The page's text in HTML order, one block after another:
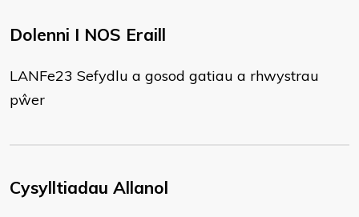
Dolenni I NOS Eraill
​LANFe23 Sefydlu a gosod gatiau a rhwystrau
pŵer
Cysylltiadau Allanol